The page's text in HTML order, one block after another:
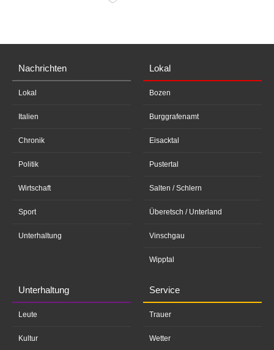
Nachrichten
Lokal
Italien
Chronik
Politik
Wirtschaft
Sport
Unterhaltung
Lokal
Bozen
Burggrafenamt
Eisacktal
Pustertal
Salten / Schlern
Überetsch / Unterland
Vinschgau
Wipptal
Unterhaltung
Leute
Kultur
Service
Trauer
Wetter